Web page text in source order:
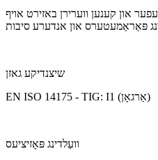
און קענען ווערירן באזירט אויף
שיצנדיקע גאזן
EN ISO 14175 - TIG: I1 (אַרגאָן)
וועַלדינג פּאָזיציעס